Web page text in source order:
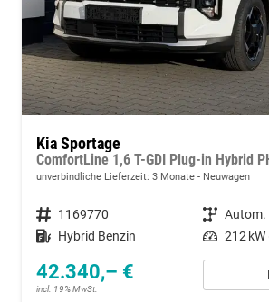
Kia Sportage
ComfortLine 1,6 T-GDI Plug-in Hybrid
unverbindliche Lieferzeit: 3 Monate Neuwagen
Fahrzeugnummer 1169770 Getriebe Autom.
Kraftstoff Hybrid Benzin Leistung 212 kW
42.340,– €
incl. 19% MwSt.